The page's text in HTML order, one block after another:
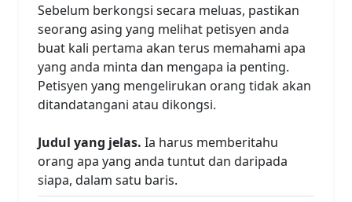
Sebelum berkongsi secara meluas, pastikan
seorang asing yang melihat petisyen anda
buat kali pertama akan terus memahami apa
yang anda minta dan mengapa ia penting.
Petisyen yang mengelirukan orang tidak akan
ditandatangani atau dikongsi.
Judul yang jelas. Ia harus memberitahu
orang apa yang anda tuntut dan daripada
siapa, dalam satu baris.